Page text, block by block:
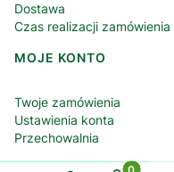
Dostawa
Czas realizacji zamówienia
MOJE KONTO
Twoje zamówienia
Ustawienia konta
Przechowalnia